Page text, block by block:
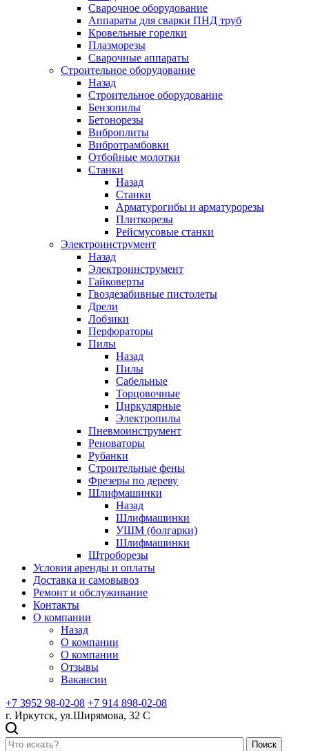
Сварочное оборудование
Аппараты для сварки ПНД труб
Кровельные горелки
Плазморезы
Сварочные аппараты
Строительное оборудование
Назад
Строительное оборудование
Бензопилы
Бетонорезы
Виброплиты
Вибротрамбовки
Отбойные молотки
Станки
Назад
Станки
Арматурогибы и арматурорезы
Плиткорезы
Рейсмусовые станки
Электроинструмент
Назад
Электроинструмент
Гайковерты
Гвоздезабивные пистолеты
Дрели
Лобзики
Перфораторы
Пилы
Назад
Пилы
Сабельные
Торцовочные
Циркулярные
Электропилы
Пневмоинструмент
Реноваторы
Рубанки
Строительные фены
Фрезеры по дереву
Шлифмашинки
Назад
Шлифмашинки
УШМ (болгарки)
Шлифмашинки
Штроборезы
Условия аренды и оплаты
Доставка и самовывоз
Ремонт и обслуживание
Контакты
О компании
Назад
О компании
О компании
Отзывы
Вакансии
+7 3952 98-02-08 +7 914 898-02-08
г. Иркутск, ул.Ширямова, 32 С
Поиск